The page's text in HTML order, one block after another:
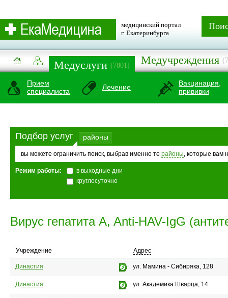
медицинский портал
г. Екатеринбурга
Медуслуги (7801) Медучреждения
Прием
специалиста
Лечение
Вакцинация,
прививки
Подбор услуг районы
вы можете ограничить поиск, выбрав именно те районы, которые вам
Режим работы:
в выходные дни
круглосуточно
Вирус гепатита A, Anti-HAV-IgG
Учреждение Адрес
Династия ул. Мамина - Сибиряка, 128
Династия ул. Академика Шварца, 14